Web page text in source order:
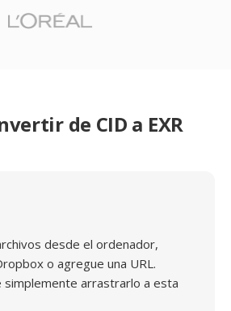
de CID a EXR
desde el ordenador,
o agregue una URL.
simplemente arrastrarlo a esta